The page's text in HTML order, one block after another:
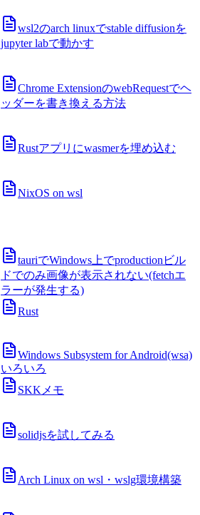
wsl2のarch linuxでstable diffusionを
jupyter labで動かす
Chrome ExtensionのwebRequestでヘ
ッダーを書き換える方法
Rustアプリにwasmerを埋め込む
NixOS on wsl
tauriでWindows上でproductionビル
ドでのみ画像が表示されない(fetchエ
ラーが発生する)
Rust
Windows Subsystem for Android(wsa)
いろいろ
SKKメモ
solidjsを試してみる
Arch Linux on wsl・wslg環境構築